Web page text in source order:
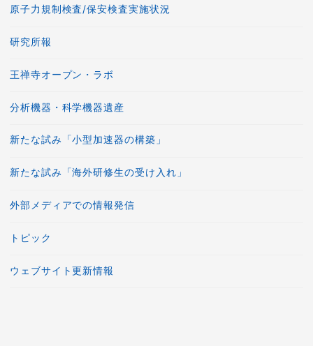
原子力規制検査/保安検査実施状況
研究所報
王禅寺オープン・ラボ
分析機器・科学機器遺産
新たな試み「小型加速器の構築」
新たな試み「海外研修生の受け入れ」
外部メディアでの情報発信
トピック
ウェブサイト更新情報